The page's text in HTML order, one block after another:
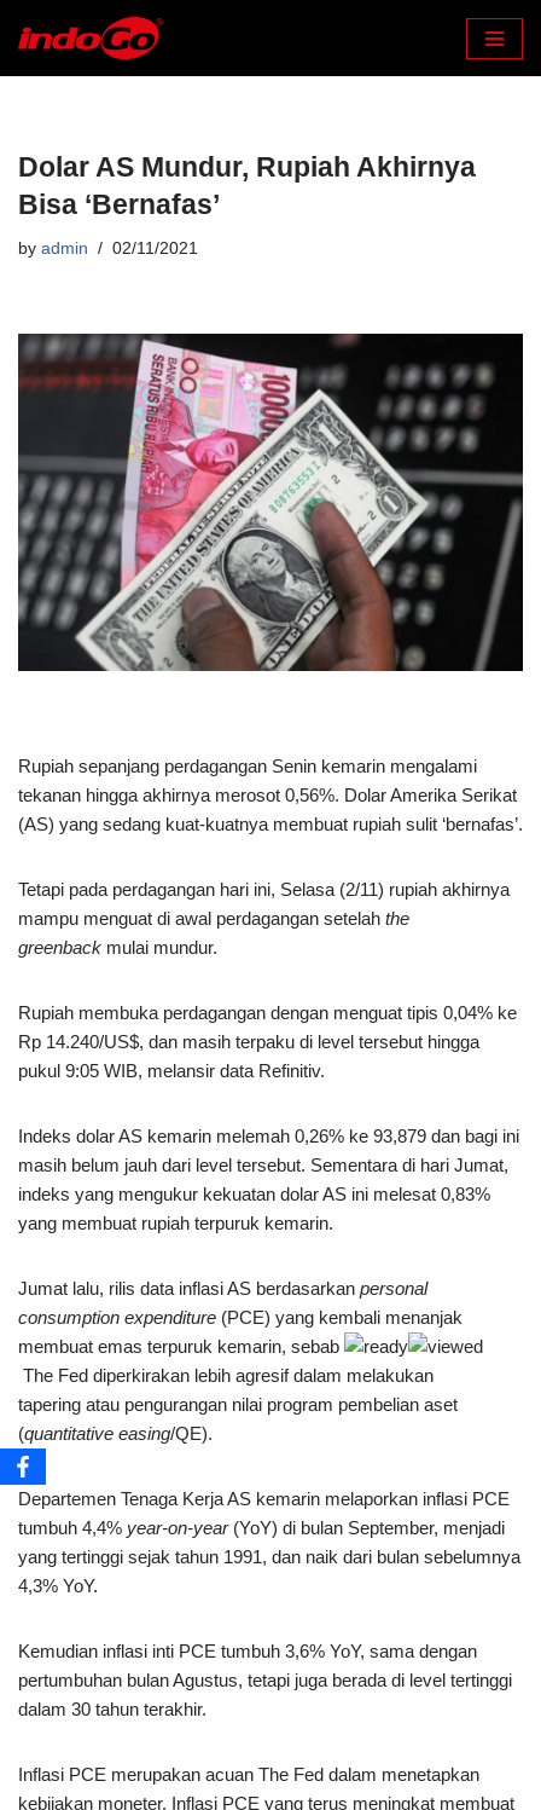
Dolar AS Mundur, Rupiah Akhirnya
Bisa ‘Bernafas’
by admin 02/11/2021
Rupiah sepanjang perdagangan Senin kemarin mengalami
tekanan hingga akhirnya merosot 0,56%. Dolar Amerika Serikat
(AS) yang sedang kuat-kuatnya membuat rupiah sulit ‘bernafas’.
Tetapi pada perdagangan hari ini, Selasa (2/11) rupiah akhirnya
mampu menguat di awal perdagangan setelah the
greenback mulai mundur.
Rupiah membuka perdagangan dengan menguat tipis 0,04% ke
Rp 14.240/US$, dan masih terpaku di level tersebut hingga
pukul 9:05 WIB, melansir data Refinitiv.
Indeks dolar AS kemarin melemah 0,26% ke 93,879 dan bagi ini
masih belum jauh dari level tersebut. Sementara di hari Jumat,
indeks yang mengukur kekuatan dolar AS ini melesat 0,83%
yang membuat rupiah terpuruk kemarin.
Jumat lalu, rilis data inflasi AS berdasarkan personal
consumption expenditure (PCE) yang kembali menanjak
membuat emas terpuruk kemarin, sebab
The Fed diperkirakan lebih agresif dalam melakukan
tapering atau pengurangan nilai program pembelian aset
(quantitative easing/QE).
Departemen Tenaga Kerja AS kemarin melaporkan inflasi PCE
tumbuh 4,4% year-on-year(YoY) di bulan September, menjadi
yang tertinggi sejak tahun 1991, dan naik dari bulan sebelumnya
4,3% YoY.
Kemudian inflasi inti PCE tumbuh 3,6% YoY, sama dengan
pertumbuhan bulan Agustus, tetapi juga berada di level tertinggi
dalam 30 tahun terakhir.
Inflasi PCE merupakan acuan The Fed dalam menetapkan
kebijakan moneter. Inflasi PCE yang terus meningkat membuat